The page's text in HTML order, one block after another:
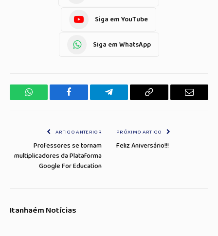
Siga em YouTube
Siga em WhatsApp
WhatsApp Facebook Telegrama Copiar
E-
ARTIGO ANTERIOR
Professores se tornam
multiplicadores da Plataforma
Google For Education
PRÓXIMO ARTIGO
Feliz Aniversário!!!
Itanhaém Notícias